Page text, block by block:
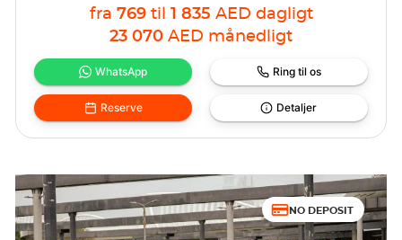
fra 769 til 1 835 AED dagligt
23 070 AED månedligt
WhatsApp Ring til os
Reserve Detaljer
NO DEPOSIT